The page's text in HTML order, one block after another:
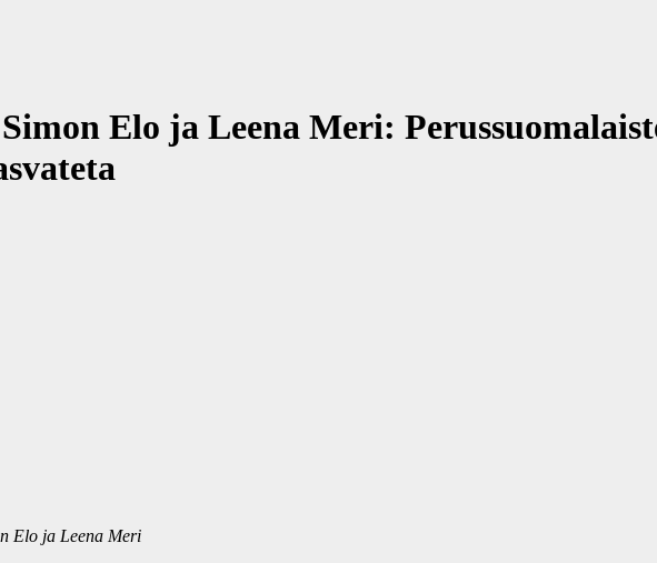
Elo ja Leena Meri:
Elo ja Leena Meri